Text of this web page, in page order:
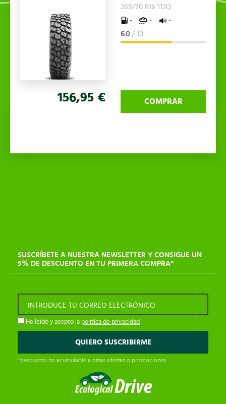
265/70 R16 112Q
-
-
-
6.0 / 10
156,95 € COMPRAR
SUSCRÍBETE A NUESTRA NEWSLETTER Y CONSIGUE UN
5% DE DESCUENTO EN TU PRIMERA COMPRA*
INTRODUCE TU CORREO ELECTRÓNICO
He leído y acepto la política de privacidad
*descuento no acumulable a otras ofertas o promociones.